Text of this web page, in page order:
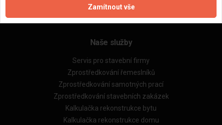
Reference
Naše excelové tabulky online
Naše služby
Servis pro stavební firmy
Zprostředkování řemeslníků
Zprostředkování samotných prací
Zprostředkování stavebních zakázek
Kalkulačka rekonstrukce bytu
Kalkulačka rekonstrukce domu
Zamítnout vše